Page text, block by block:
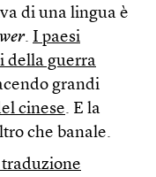
di una lingua è
. I paesi
della guerra
grandi
cinese. E la
che banale.